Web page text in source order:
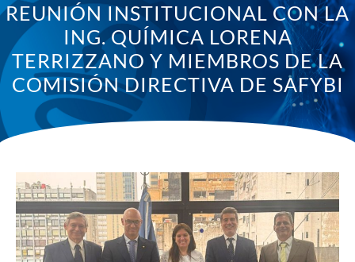
REUNIÓN INSTITUCIONAL CON LA
ING. QUÍMICA LORENA
TERRIZZANO Y MIEMBROS DE LA
COMISIÓN DIRECTIVA DE SAFYBI